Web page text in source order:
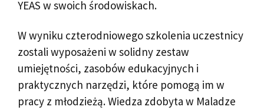
YEAS w swoich środowiskach.
W wyniku czterodniowego szkolenia uczestnicy
zostali wyposażeni w solidny zestaw
umiejętności, zasobów edukacyjnych i
praktycznych narzędzi, które pomogą im w
pracy z młodzieżą. Wiedza zdobyta w Maladze